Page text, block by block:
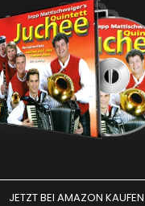
JETZT BEI AMAZON KAUFEN